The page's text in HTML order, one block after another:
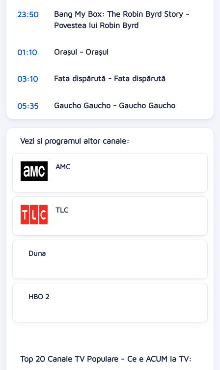
23:50
Bang My Box: The Robin Byrd Story -
Povestea lui Robin Byrd
01:10 Orașul - Orașul
03:10 Fata dispărută - Fata dispărută
05:35 Gaucho Gaucho - Gaucho Gaucho
Vezi si programul altor canale:
AMC
TLC
Duna
HBO 2
Top 20 Canale TV Populare - Ce e ACUM la TV: